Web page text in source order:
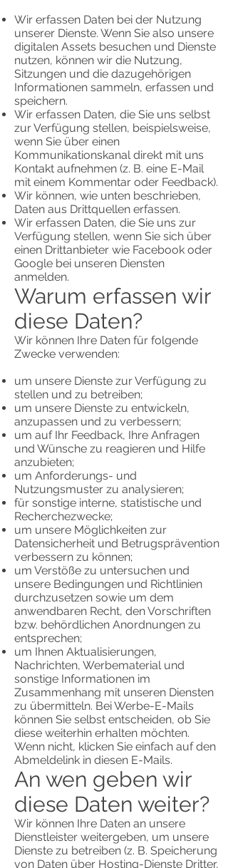
Wir erfassen Daten bei der Nutzung
unserer Dienste. Wenn Sie also unsere
digitalen Assets besuchen und Dienste
nutzen, können wir die Nutzung,
Sitzungen und die dazugehörigen
Informationen sammeln, erfassen und
speichern.
Wir erfassen Daten, die Sie uns selbst
zur Verfügung stellen, beispielsweise,
wenn Sie über einen
Kommunikationskanal direkt mit uns
Kontakt aufnehmen (z. B. eine E-Mail
mit einem Kommentar oder Feedback).
Wir können, wie unten beschrieben,
Daten aus Drittquellen erfassen.
Wir erfassen Daten, die Sie uns zur
Verfügung stellen, wenn Sie sich über
einen Drittanbieter wie Facebook oder
Google bei unseren Diensten
anmelden.
Warum erfassen wir
diese Daten?
Wir können Ihre Daten für folgende
Zwecke verwenden:
um unsere Dienste zur Verfügung zu
stellen und zu betreiben;
um unsere Dienste zu entwickeln,
anzupassen und zu verbessern;
um auf Ihr Feedback, Ihre Anfragen
und Wünsche zu reagieren und Hilfe
anzubieten;
um Anforderungs- und
Nutzungsmuster zu analysieren;
für sonstige interne, statistische und
Recherchezwecke;
um unsere Möglichkeiten zur
Datensicherheit und Betrugsprävention
verbessern zu können;
um Verstöße zu untersuchen und
unsere Bedingungen und Richtlinien
durchzusetzen sowie um dem
anwendbaren Recht, den Vorschriften
bzw. behördlichen Anordnungen zu
entsprechen;
um Ihnen Aktualisierungen,
Nachrichten, Werbematerial und
sonstige Informationen im
Zusammenhang mit unseren Diensten
zu übermitteln. Bei Werbe-E-Mails
können Sie selbst entscheiden, ob Sie
diese weiterhin erhalten möchten.
Wenn nicht, klicken Sie einfach auf den
Abmeldelink in diesen E-Mails.
An wen geben wir
diese Daten weiter?
Wir können Ihre Daten an unsere
Dienstleister weitergeben, um unsere
Dienste zu betreiben (z. B. Speicherung
von Daten über Hosting-Dienste Dritter,